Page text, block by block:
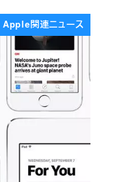
Apple関連ニュース